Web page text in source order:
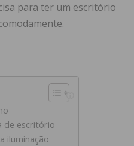
para ter um escritório
de escritório
iluminação